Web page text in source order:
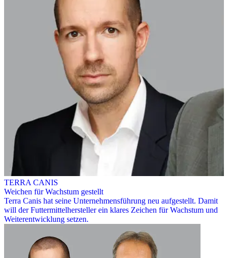
TERRA CANIS
Weichen für Wachstum gestellt
Terra Canis hat seine Unternehmensführung neu aufgestellt. Damit
will der Futtermittelhersteller ein klares Zeichen für Wachstum und
Weiterentwicklung setzen.